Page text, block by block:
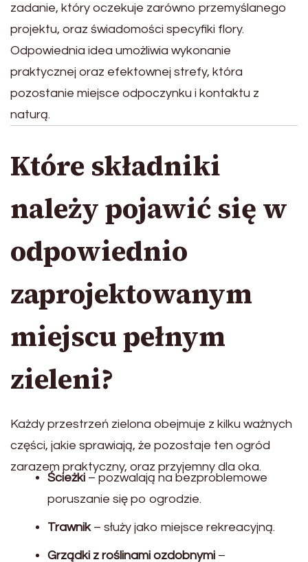
zadanie, który oczekuje zarówno przemyślanego
projektu, oraz świadomości specyfiki flory.
Odpowiednia idea umożliwia wykonanie
praktycznej oraz efektownej strefy, która
pozostanie miejsce odpoczynku i kontaktu z
naturą.
Które składniki
należy pojawić się w
odpowiednio
zaprojektowanym
miejscu pełnym
zieleni?
Każdy przestrzeń zielona obejmuje z kilku ważnych
części, jakie sprawiają, że pozostaje ten ogród
zarazem praktyczny, oraz przyjemny dla oka.
Ścieżki – pozwalają na bezproblemowe
poruszanie się po ogrodzie.
Trawnik– służy jako miejsce rekreacyjną.
Grządki z roślinami ozdobnymi –